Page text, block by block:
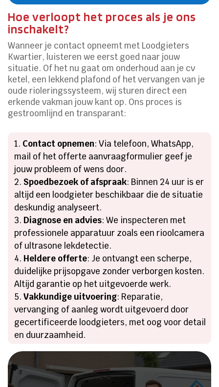
Hoe verloopt het proces als je ons
inschakelt?
Wanneer je contact opneemt met Loodgieters
Kwartier, luisteren we eerst goed naar jouw
situatie. Of het nu gaat om onderhoud aan je cv
ketel, een lekkend plafond of het vervangen van je
oude rioleringssysteem, wij sturen direct een
erkende vakman jouw kant op. Ons proces is
gestroomlijnd en transparant:
Contact opnemen: Via telefoon, WhatsApp,
mail of het offerte aanvraagformulier geef je
jouw probleem of wens door.
Spoedbezoek of afspraak: Binnen 24 uur is er
altijd een loodgieter beschikbaar die de situatie
deskundig analyseert.
Diagnose en advies: We inspecteren met
professionele apparatuur zoals een rioolcamera
of ultrasone lekdetectie.
Heldere offerte: Je ontvangt een scherpe,
duidelijke prijsopgave zonder verborgen kosten.
Altijd garantie op het uitgevoerde werk.
Vakkundige uitvoering: Reparatie,
vervanging of aanleg wordt uitgevoerd door
gecertificeerde loodgieters, met oog voor detail
en duurzaamheid.
Heeft u een lekkage of een